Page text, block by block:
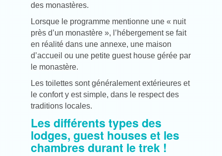
des monastères.
Lorsque le programme mentionne une « nuit
près d’un monastère », l’hébergement se fait
en réalité dans une annexe, une maison
d’accueil ou une petite guest house gérée par
le monastère.
Les toilettes sont généralement extérieures et
le confort y est simple, dans le respect des
traditions locales.
Les différents types des
lodges, guest houses et les
chambres durant le trek !